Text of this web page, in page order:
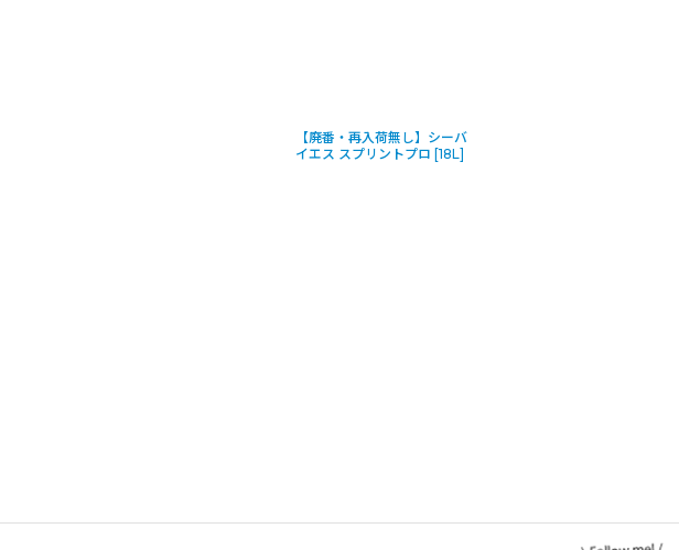
【廃番・再入荷無し】シーバ
イエス スプリントプロ [18L]